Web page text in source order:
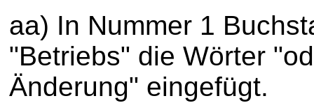
aa) In Nummer 1
"Betriebs" die Wörter
Änderung" eingefügt.